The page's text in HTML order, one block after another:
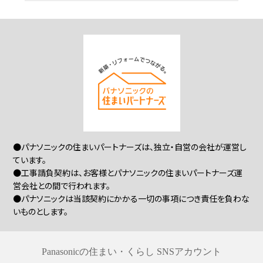
●パナソニックの住まいパートナーズは、独立・自営の会社が運営し
ています。
●工事請負契約は、お客様とパナソニックの住まいパートナーズ運
営会社との間で行われます。
●パナソニックは当該契約にかかる一切の事項につき責任を負わな
いものとします。
Panasonicの住まい・くらし SNSアカウント